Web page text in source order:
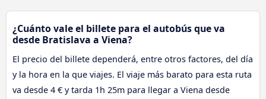
¿Cuánto vale el billete para el autobús que va
desde Bratislava a Viena?
El precio del billete dependerá, entre otros factores, del día
y la hora en la que viajes. El viaje más barato para esta ruta
va desde 4 € y tarda 1h 25m para llegar a Viena desde